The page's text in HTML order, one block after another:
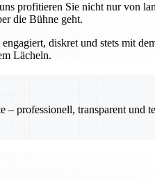
profitieren Sie nicht nur von
die Bühne geht.
diskret und stets mit
Lächeln.
– professionell, transparent und